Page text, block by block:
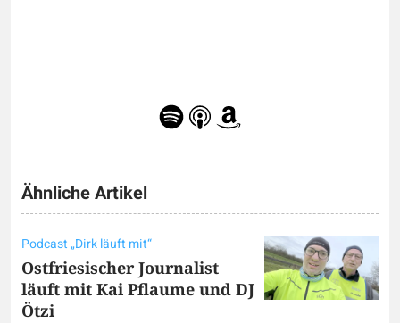
Ähnliche Artikel
Podcast „Dirk läuft mit“
Ostfriesischer Journalist
läuft mit Kai Pflaume und DJ
Ötzi